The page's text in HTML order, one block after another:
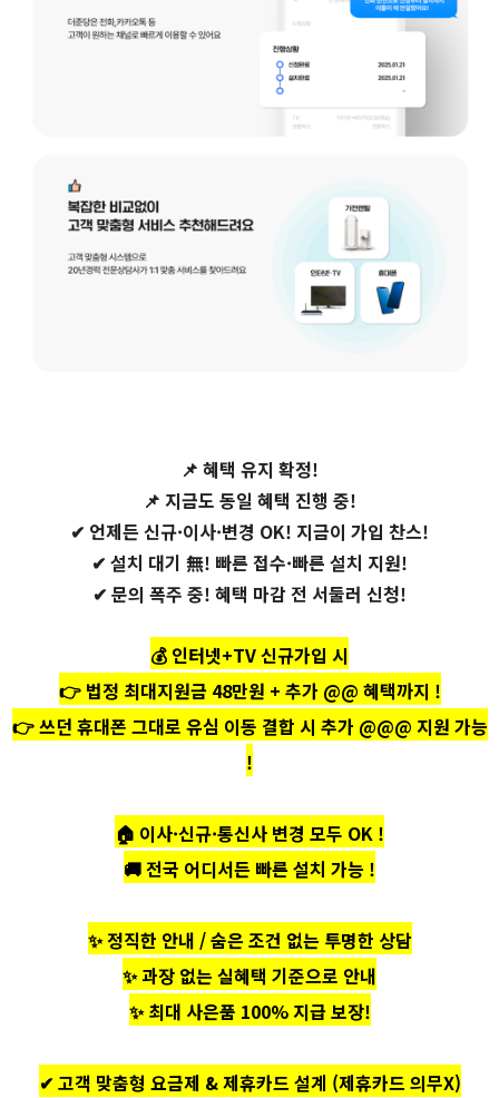
📌 혜택 유지 확정!
📌 지금도 동일 혜택 진행 중!
✔ 언제든 신규·이사·변경 OK! 지금이 가입 찬스!
✔ 설치 대기 無! 빠른 접수·빠른 설치 지원!
✔ 문의 폭주 중! 혜택 마감 전 서둘러 신청!
💰 인터넷+TV 신규가입 시
👉법정 최대지원금 48만원 + 추가 @@ 혜택까지 !
👉쓰던 휴대폰 그대로 유심 이동 결합 시 추가 @@@ 지원 가능
!
🏠 이사·신규·통신사 변경 모두 OK !
🚚전국 어디서든 빠른 설치 가능 !
✨ 정직한 안내 / 숨은 조건 없는 투명한 상담
✨ 과장 없는 실혜택 기준으로 안내
✨ 최대 사은품 100% 지급 보장!
✔ 고객 맞춤형 요금제 & 제휴카드 설계 (제휴카드 의무X)